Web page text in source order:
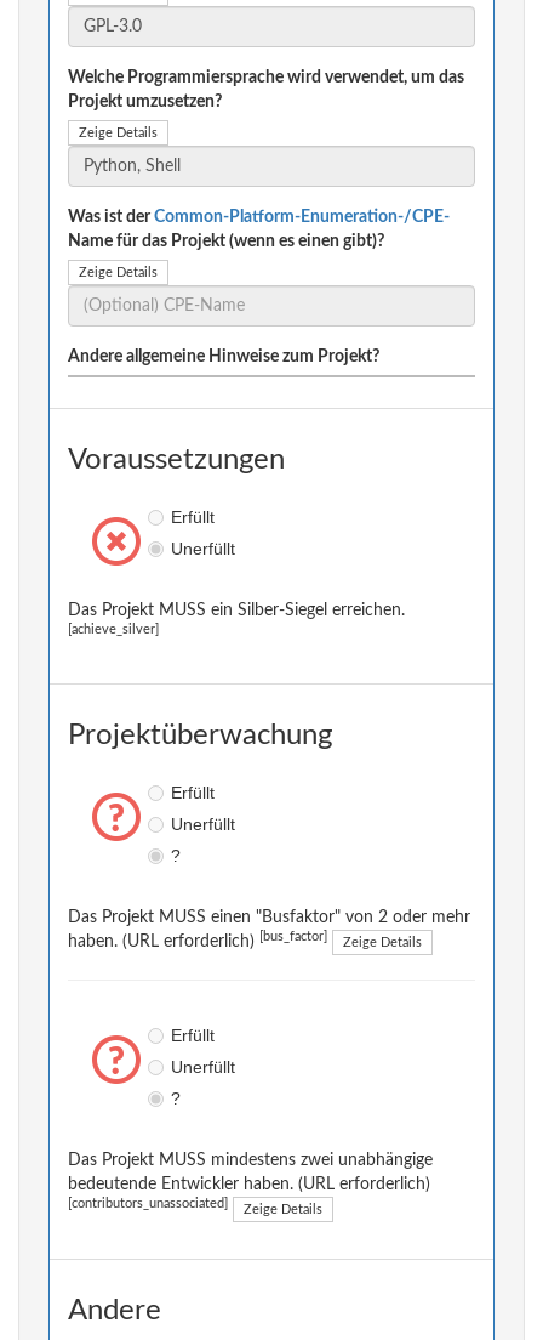
Welche Programmiersprache wird verwendet, um das
Projekt umzusetzen?
Zeige Details
Was ist derCommon-Platform-Enumeration-/CPE-
Name für das Projekt (wenn es einen gibt)?
Zeige Details
Andere allgemeine Hinweise zum Projekt?
Voraussetzungen
Erfüllt
Unerfüllt
Das Projekt MUSS ein Silber-Siegel erreichen.
[achieve_silver]
Projektüberwachung
Erfüllt
Unerfüllt
?
Das Projekt MUSS einen "Busfaktor" von 2 oder mehr
haben. (URL erforderlich)
[bus_factor] Zeige Details
Erfüllt
Unerfüllt
?
Das Projekt MUSS mindestens zwei unabhängige
bedeutende Entwickler haben. (URL erforderlich)
[contributors_unassociated] Zeige Details
Andere